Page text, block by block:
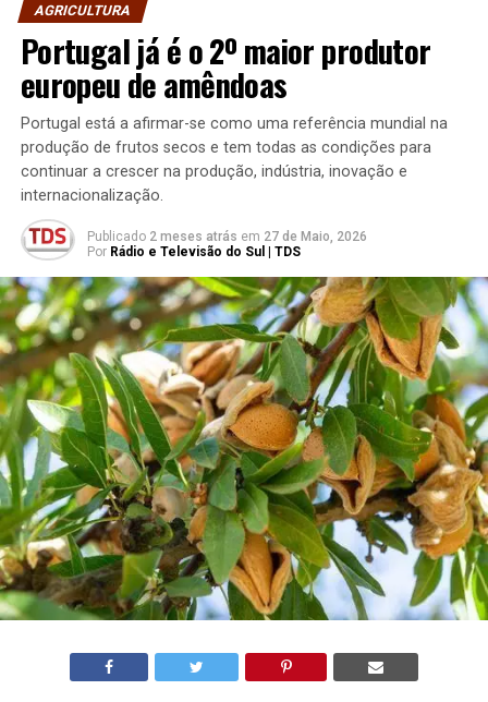
AGRICULTURA
Portugal já é o 2º maior produtor
europeu de amêndoas
Portugal está a afirmar-se como uma referência mundial na
produção de frutos secos e tem todas as condições para
continuar a crescer na produção, indústria, inovação e
internacionalização.
Publicado 2 meses atrás em 27 de Maio, 2026
Por Rádio e Televisão do Sul | TDS